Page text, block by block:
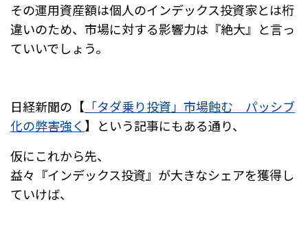
その運用資産額は個人のインデックス投資家とは桁
違いのため、市場に対する影響力は『絶大』と言っ
ていいでしょう。
日経新聞の【 「タダ乗り投資」市場蝕む パッシブ
化の弊害強く】という記事にもある通り、
仮にこれから先、
益々『インデックス投資』が大きなシェアを獲得し
ていけば、